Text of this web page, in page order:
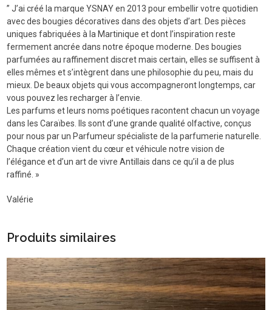
Martinique
Ysnay
” J’ai créé la marque YSNAY en 2013 pour embellir votre quotidien
avec des bougies décoratives dans des objets d’art. Des pièces
uniques fabriquées à la Martinique et dont l’inspiration reste
fermement ancrée dans notre époque moderne. Des bougies
parfumées au raffinement discret mais certain, elles se suffisent à
elles mêmes et s’intègrent dans une philosophie du peu, mais du
mieux. De beaux objets qui vous accompagneront longtemps, car
vous pouvez les recharger à l’envie.
Les parfums et leurs noms poétiques racontent chacun un voyage
dans les Caraïbes. Ils sont d’une grande qualité olfactive, conçus
pour nous par un Parfumeur spécialiste de la parfumerie naturelle.
Chaque création vient du cœur et véhicule notre vision de
l’élégance et d’un art de vivre Antillais dans ce qu’il a de plus
raffiné. »
Valérie
Produits similaires